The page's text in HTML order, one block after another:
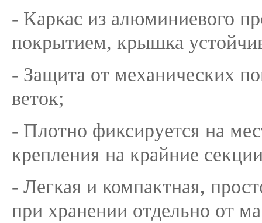
- Каркас из алюминиевого
покрытием, крышка
- Защита от механических
веток;
- Плотно фиксируется на
крепления на крайние
- Легкая и компактная,
при хранении отдельно от